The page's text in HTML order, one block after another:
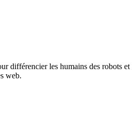
différencier les humains des robots et
web.